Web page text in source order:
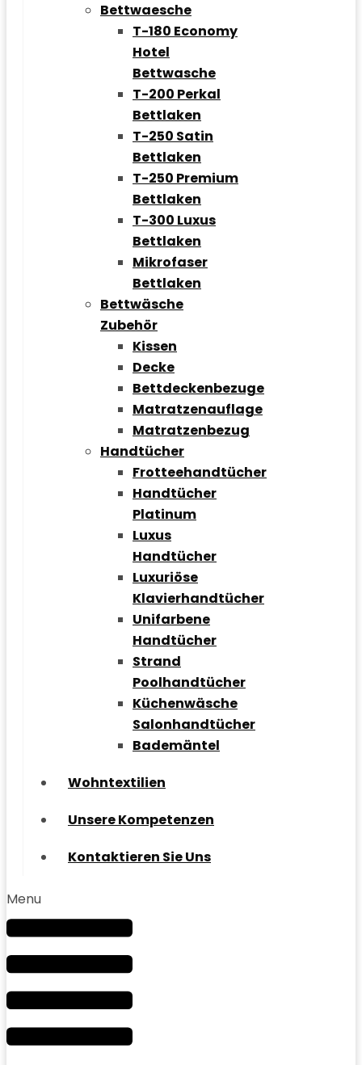
Bettwaesche
T-180 Economy
Hotel
Bettwasche
T-200 Perkal
Bettlaken
T-250 Satin
Bettlaken
T-250 Premium
Bettlaken
T-300 Luxus
Bettlaken
Mikrofaser
Bettlaken
Bettwäsche
Zubehör
Kissen
Decke
Bettdeckenbezuge
Matratzenauflage
Matratzenbezug
Handtücher
Frotteehandtücher
Handtücher
Platinum
Luxus
Handtücher
Luxuriöse
Klavierhandtücher
Unifarbene
Handtücher
Strand
Poolhandtücher
Küchenwäsche
Salonhandtücher
Bademäntel
Wohntextilien
Unsere Kompetenzen
Kontaktieren Sie Uns
Menu